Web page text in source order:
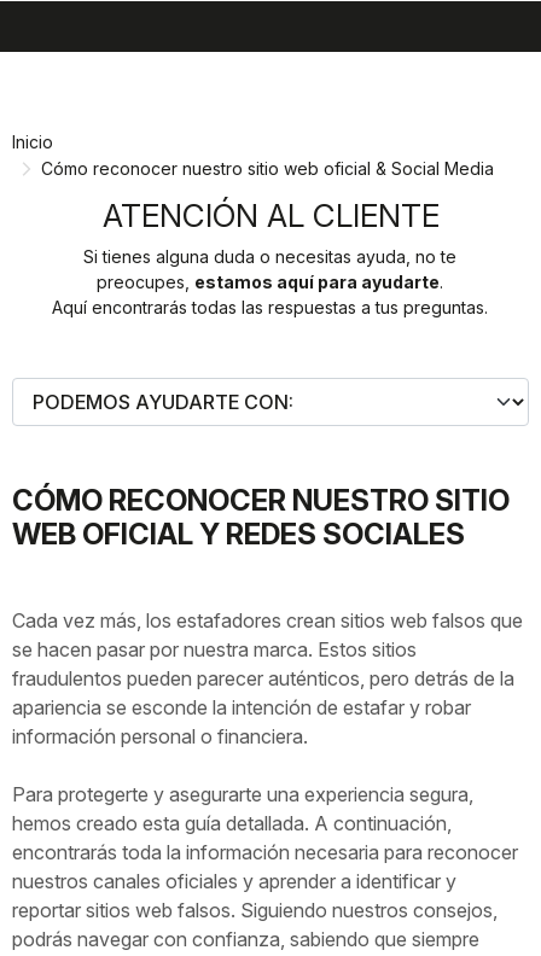
navegación
Inicio
Cómo reconocer nuestro sitio web oficial & Social Media
ATENCIÓN AL CLIENTE
Si tienes alguna duda o necesitas ayuda, no te
preocupes, estamos aquí para ayudarte.
Aquí encontrarás todas las respuestas a tus preguntas.
CÓMO RECONOCER NUESTRO SITIO
WEB OFICIAL Y REDES SOCIALES
Cada vez más, los estafadores crean sitios web falsos que
se hacen pasar por nuestra marca. Estos sitios
fraudulentos pueden parecer auténticos, pero detrás de la
apariencia se esconde la intención de estafar y robar
información personal o financiera.
Para protegerte y asegurarte una experiencia segura,
hemos creado esta guía detallada. A continuación,
encontrarás toda la información necesaria para reconocer
nuestros canales oficiales y aprender a identificar y
reportar sitios web falsos. Siguiendo nuestros consejos,
podrás navegar con confianza, sabiendo que siempre